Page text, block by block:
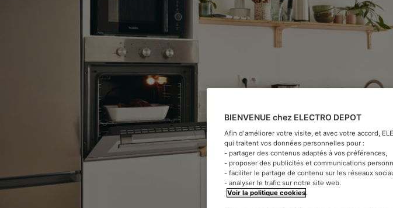
BIENVENUE chez ELECTRO DEPOT
Afin d'améliorer votre visite, et avec votre accord,
qui traitent vos données personnelles pour :
- partager des contenus adaptés à vos préférences,
- proposer des publicités et communications
- faciliter le partage de contenu sur les réseaux
- analyser le trafic sur notre site web.
Voir la politique cookies.